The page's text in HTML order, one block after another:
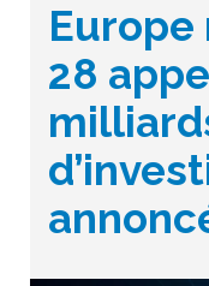
Europe
28